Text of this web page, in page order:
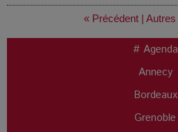
« Précédent | Autres
# Agenda
Annecy
Bordeaux
Grenoble